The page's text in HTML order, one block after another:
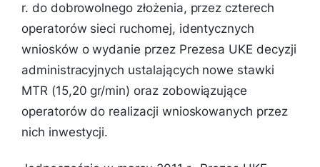
r. do dobrowolnego złożenia, przez czterech
operatorów sieci ruchomej, identycznych
wniosków o wydanie przez Prezesa UKE decyzji
administracyjnych ustalających nowe stawki
MTR (15,20 gr/min) oraz zobowiązujące
operatorów do realizacji wnioskowanych przez
nich inwestycji.